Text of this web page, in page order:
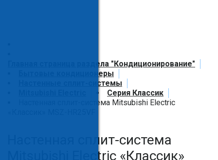
Главная страница раздела "Кондиционирование"
Бытовые кондиционеры
Настенные сплит-системы
Серия Классик
Настенная сплит-система Mitsubishi Electric
Настенная сплит-система
Mitsubishi Electric «Классик»